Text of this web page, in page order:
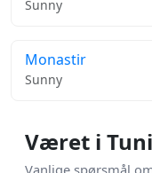
Sunny
Monastir
Sunny
Været i
Vanlige spørsmål